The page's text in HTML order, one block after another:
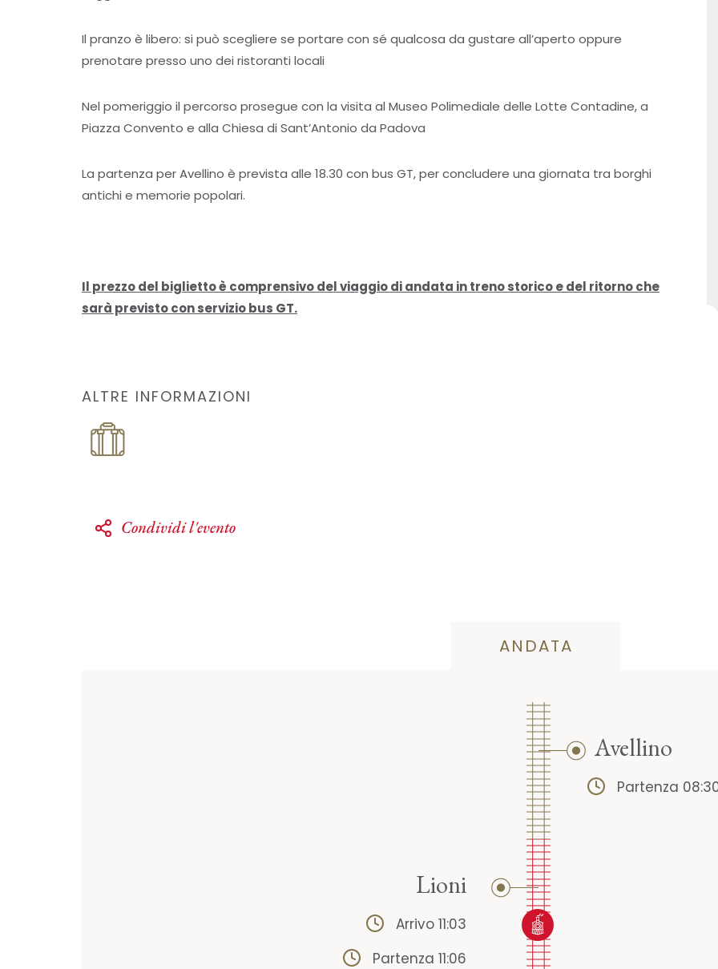
Il pranzo è libero: si può scegliere se portare con sé qualcosa da gustare all’aperto oppure
prenotare presso uno dei ristoranti locali
Nel pomeriggio il percorso prosegue con la visita al Museo Polimediale delle Lotte Contadine, a
Piazza Convento e alla Chiesa di Sant’Antonio da Padova
La partenza per Avellino è prevista alle 18.30 con bus GT, per concludere una giornata tra borghi
antichi e memorie popolari.
Il prezzo del biglietto è comprensivo del viaggio di andata in treno storico e del ritorno che
sarà previsto con servizio bus GT.
ALTRE INFORMAZIONI
Condividi l'evento
ANDATA
Avellino
Partenza
Lioni
Arrivo 11:03
Partenza 11:06